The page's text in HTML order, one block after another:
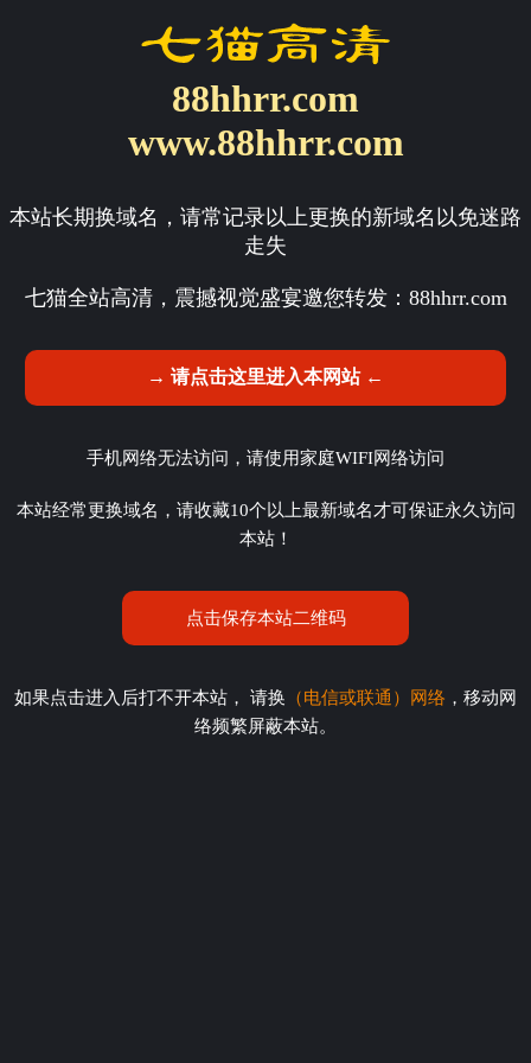
88hhrr.com
www.88hhrr.com
本站长期换域名，请常记录以上更换的新域名以免迷路
走失
七猫全站高清，震撼视觉盛宴邀您转发： 88hhrr.com
→ 请点击这里进入本网站 ←
手机网络无法访问，请使用家庭WIFI网络访问
本站经常更换域名，请收藏10个以上最新域名才可保证永久访问
本站！
点击保存本站二维码
如果点击进入后打不开本站， 请换 （电信或联通）网络 ，移动网
络频繁屏蔽本站。